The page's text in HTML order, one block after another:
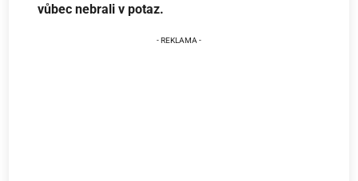
vůbec nebrali v potaz.